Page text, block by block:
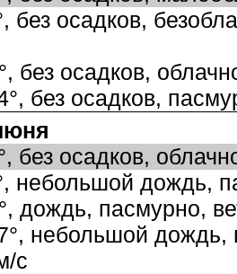
осадков,
осадков,
без осадков,
осадков,
дождь,
дождь, пасмурно,
небольшой дождь,
с